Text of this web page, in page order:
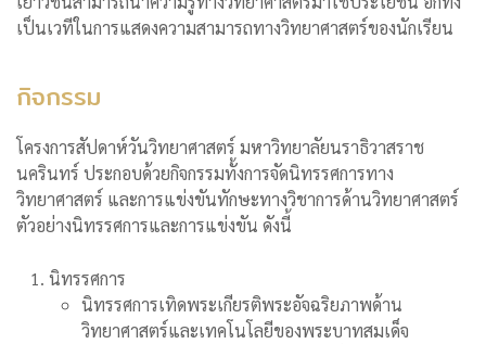
เป็นเวทีในการแสดงความสามารถทางวิทยาศาสตร์ของนักเรียน
กิจกรรม
โครงการสัปดาห์วันวิทยาศาสตร์ มหาวิทยาลัยนราธิวาสราช
นครินทร์ ประกอบด้วยกิจกรรมทั้งการจัดนิทรรศการทาง
วิทยาศาสตร์ และการแข่งขันทักษะทางวิชาการด้านวิทยาศาสตร์
ตัวอย่างนิทรรศการและการแข่งขัน ดังนี้
นิทรรศการ
นิทรรศการเทิดพระเกียรติพระอัจฉริยภาพด้าน
วิทยาศาสตร์และเทคโนโลยีของพระบาทสมเด็จ